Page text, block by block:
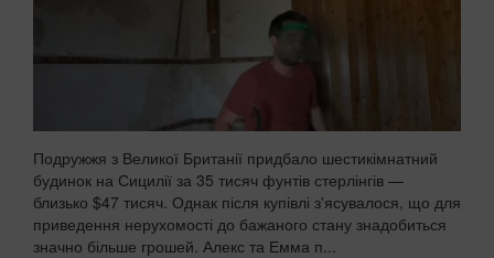
Подружжя з Великої Британії придбало шестикімнатний
будинок на Сицилії за 35 тисяч фунтів стерлінгів —
близько $47 тисяч. Однак після купівлі з'ясувалося, що для
приведення нерухомості до бажаного стану знадобиться
значно більше грошей. Алекс та Емма п...